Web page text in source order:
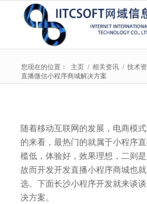
您现在的位置： 主页 / 相关资讯 / 技术
直播微信小程序商城解决方案
随着移动互联网的发展，电商模
的来看，最热门的就属于小程序
槛低，体验好，效果理想，二则
故而开发开发直播小程序商城也
选。下面长沙小程序开发就来谈
决方案。